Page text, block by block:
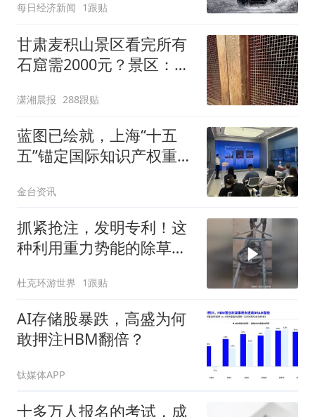
每日经济新闻 1跟贴
甘肃麦积山景区看完所有
石窟需2000元？景区：部
可按需买
潇湘晨报 288跟贴
蓝图已绘就，上海“十五
五”锚定国际知识产权重要
金台资讯
抓紧抢注，发明专利！这
种利用重力势能的除草机
杜克环游世界 1跟贴
AI存储股暴跌，高盛为何
敢押注HBM翻倍？
钛媒体APP
十多万人报名的考试，成